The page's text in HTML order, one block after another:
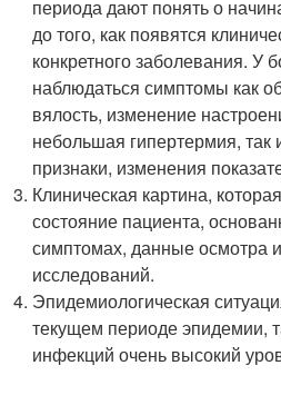
периода дают понять о
до того, как появятся
конкретного заболевания. У
наблюдаться симптомы как
вялость, изменение
небольшая гипертермия, так
признаки, изменения
Клиническая картина,
состояние пациента,
симптомах, данные осмотра
исследований.
Эпидемиологическая
текущем периоде эпидемии,
инфекций очень высокий